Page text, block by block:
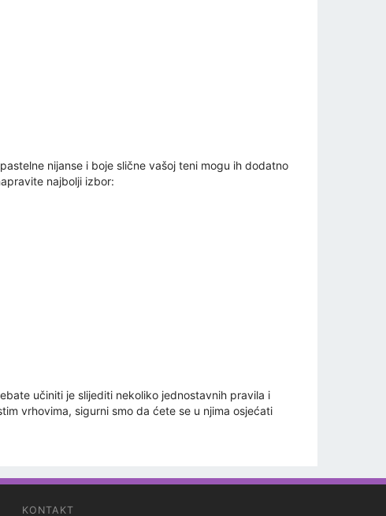
nijanse i boje slične vašoj teni mogu ih dodatno
najbolji izbor:
učiniti je slijediti nekoliko jednostavnih pravila i
vrhovima, sigurni smo da ćete se u njima osjećati
KONTAKT